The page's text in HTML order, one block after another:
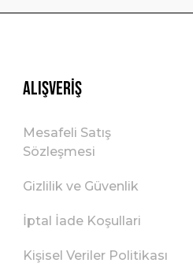
Alışveriş
Mesafeli Satış
Sözleşmesi
Gizlilik ve Güvenlik
İptal İade Koşullari
Kişisel Veriler Politikası